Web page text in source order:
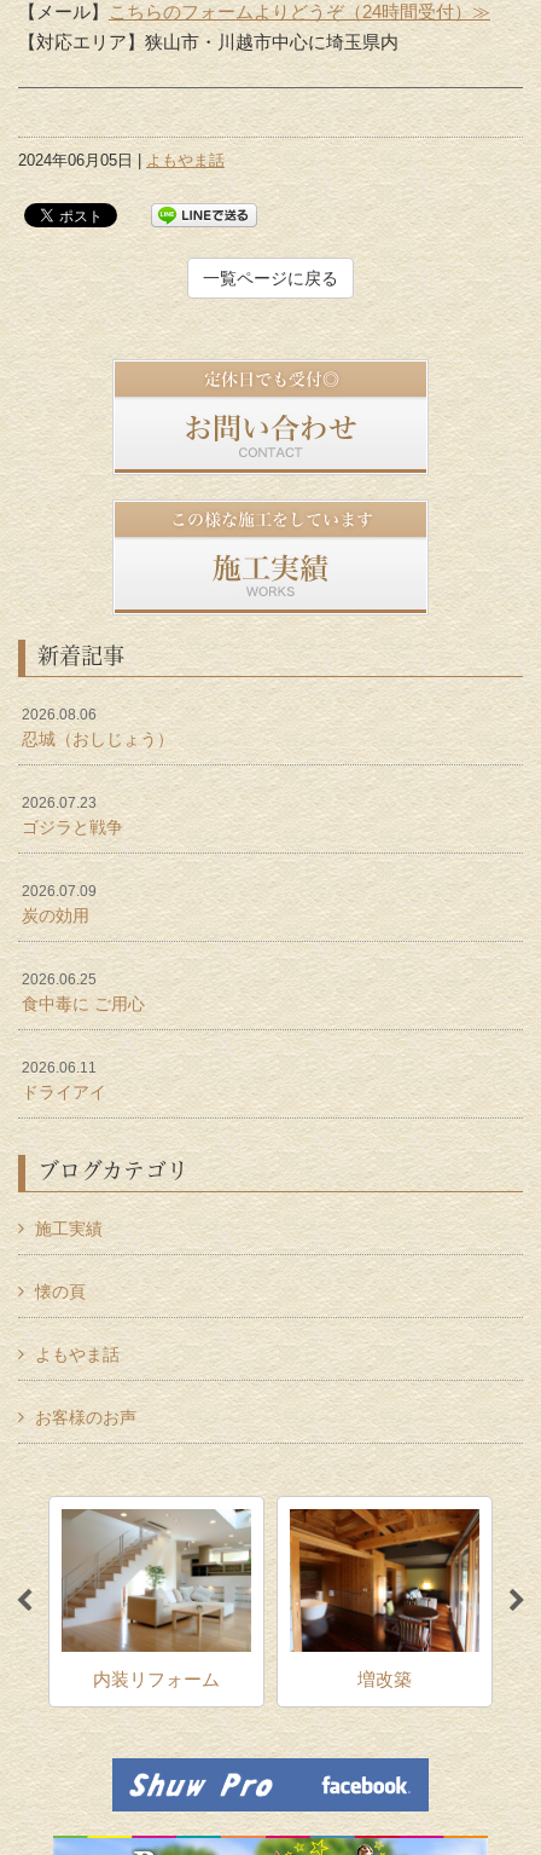
【メール】
こちらのフォームよりどうぞ（24時間受付）≫
【対応エリア】狭山市・川越市中心に埼玉県内
2024年06月05日 | よもやま話
一覧ページに戻る
新着記事
2026.08.06
忍城（おしじょう）
2026.07.23
ゴジラと戦争
2026.07.09
炭の効用
2026.06.25
食中毒に ご用心
2026.06.11
ドライアイ
ブログカテゴリ
施工実績
懐の頁
よもやま話
お客様のお声
内装リフォーム 増改築